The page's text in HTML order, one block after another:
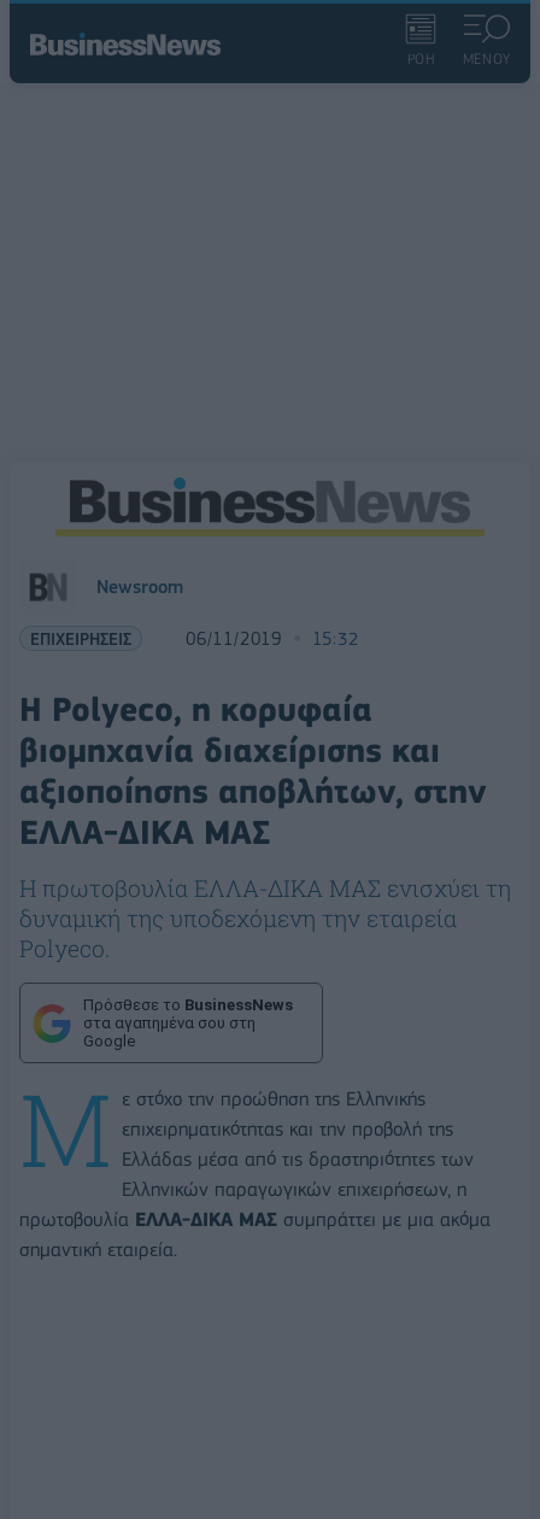
ΡΟΗ ΜΕΝΟΥ
Newsroom
ΕΠΙΧΕΙΡΗΣΕΙΣ 06/11/2019 15:32
Η Polyeco, η κορυφαία
βιομηχανία διαχείρισης και
αξιοποίησης αποβλήτων, στην
ΕΛΛΑ-ΔΙΚΑ ΜΑΣ
Η πρωτοβουλία ΕΛΛΑ-ΔΙΚΑ ΜΑΣ ενισχύει τη
δυναμική της υποδεχόμενη την εταιρεία
Polyeco.
Πρόσθεσε το BusinessNews
στα αγαπημένα σου στη
Google
Μ
ε στόχο την προώθηση της Ελληνικής
επιχειρηματικότητας και την προβολή της
Ελλάδας μέσα από τις δραστηριότητες των
Ελληνικών παραγωγικών επιχειρήσεων, η
πρωτοβουλία ΕΛΛΑ-ΔΙΚΑ ΜΑΣ συμπράττει με μια ακόμα
σημαντική εταιρεία.